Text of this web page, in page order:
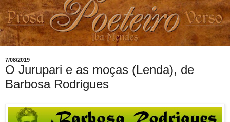
7/08/2019
O Jurupari e as moças (Lenda), de
Barbosa Rodrigues